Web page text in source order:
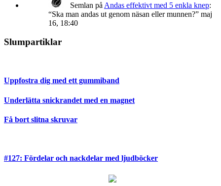
Semlan på Andas effektivt med 5 enkla knep:
“Ska man andas ut genom näsan eller munnen?” maj
16, 18:40
Slumpartiklar
Uppfostra dig med ett gummiband
Underlätta snickrandet med en magnet
Få bort slitna skruvar
#127: Fördelar och nackdelar med ljudböcker